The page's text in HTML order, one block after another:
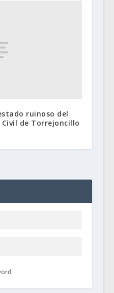
ruinoso del
de Torrejoncillo